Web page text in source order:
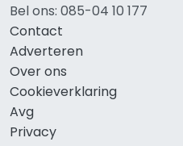
Bel ons: 085-04 10 177
Contact
Adverteren
Over ons
Cookieverklaring
Avg
Privacy